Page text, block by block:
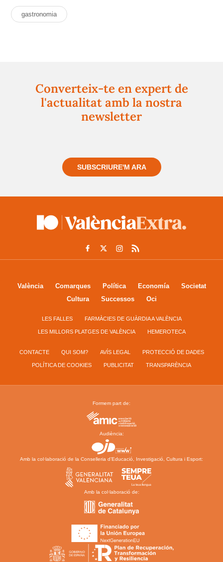
gastronomia
Converteix-te en expert de
l'actualitat amb la nostra
newsletter
SUBSCRIURE'M ARA
València Comarques Política Economía
Societat
Cultura
Successos Oci
LES FALLES FARMÀCIES DE GUÀRDIA A VALÈNCIA
LES MILLORS PLATGES DE VALÈNCIA HEMEROTECA
CONTACTE QUI SOM? AVÍS LEGAL PROTECCIÓ DE DADES
POLÍTICA DE COOKIES PUBLICITAT TRANSPARÈNCIA
Formem part de:
Audiència:
Amb la col·laboració de la Conselleria d’Educació, Investigació, Cultura i Esport:
Amb la col·laboració de: